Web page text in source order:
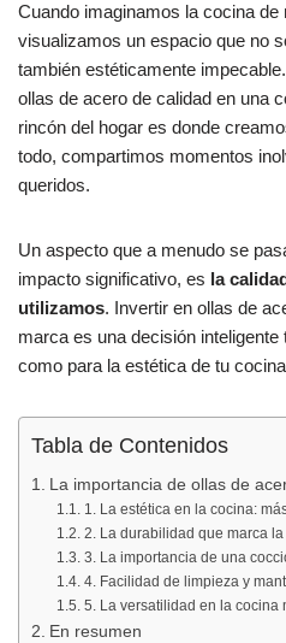
c
e
b
o
o
at
s
A
p
m
p
ar
tir
Cuando imaginamos la cocina de
visualizamos un espacio que no
también estéticamente
ollas de acero de calidad en una
rincón del hogar es donde
todo, compartimos momentos
queridos.
Un aspecto que a menudo se
impacto significativo, es la
utilizamos. Invertir en ollas de
marca es una decisión inteligente
como para la estética de tu
Tabla de Contenidos
La importancia de ollas de
1. La estética en la cocina:
2. La durabilidad que marca
3. La importancia de una
4. Facilidad de limpieza y
5. La versatilidad en la cocina
En resumen